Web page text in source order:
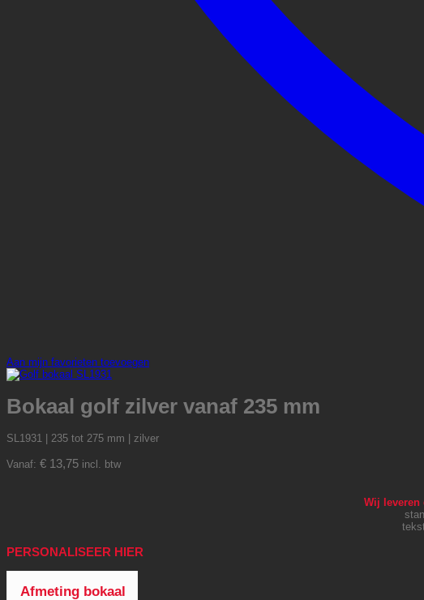
Aan mijn favorieten toevoegen
Bokaal golf zilver vanaf 235 mm
SL1931 | 235 tot 275 mm | zilver
Vanaf: € 13,75 incl. btw
Wij leveren
PERSONALISEER HIER
Afmeting bokaal